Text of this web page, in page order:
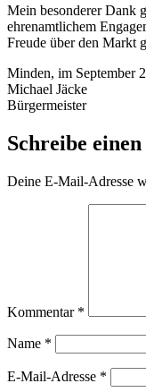
Mein besonderer Dank
ehrenamtlichem
Freude über den Markt
Minden, im September
Michael Jäcke
Bürgermeister
Schreibe
Deine E-Mail-Adresse
Kommentar *
Name *
E-Mail-Adresse *